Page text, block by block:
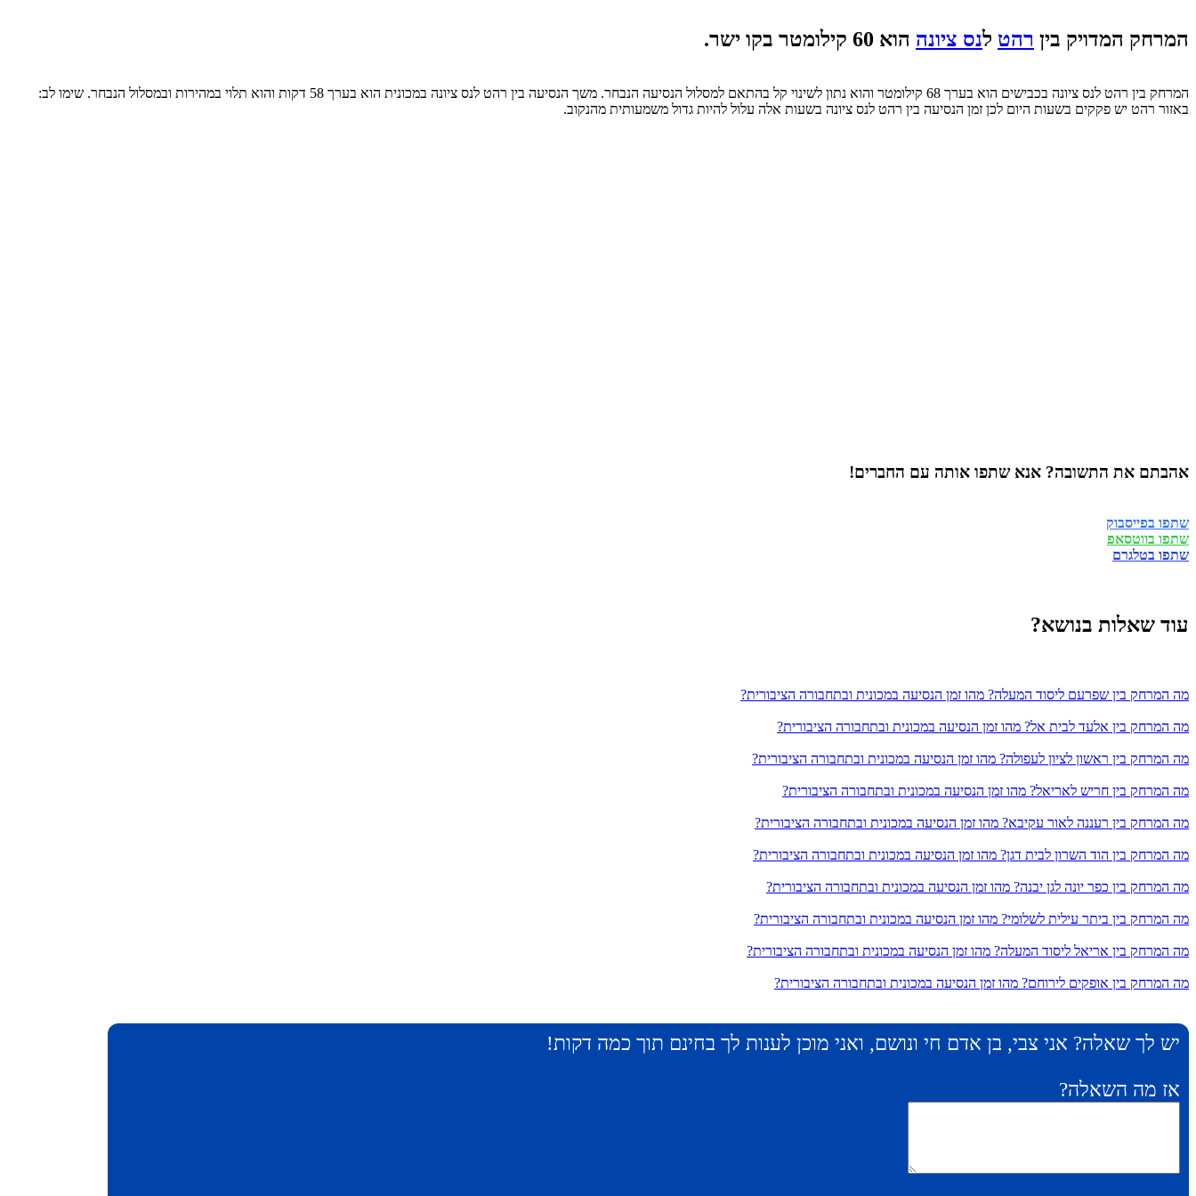
המרחק המדויק בין רהט לנס ציונה הוא 60 קילומטר בקו ישר.
המרחק בין רהט לנס ציונה בכבישים הוא בערך 68 קילומטר והוא נתון לשינוי קל בהתאם למסלול הנסיעה הנבחר. משך הנסיעה בין רהט לנס ציונה במכונית הוא בערך 58 דקות והוא תלוי במהירות ובמסלול הנבחר. שימו לב:
באזור רהט יש פקקים בשעות היום לכן זמן הנסיעה בין רהט לנס ציונה בשעות אלה עלול להיות גדול משמעותית מהנקוב.
אהבתם את התשובה? אנא שתפו אותה עם החברים!
שתפו בפייסבוק
שתפו בווטסאפ
שתפו בטלגרם
עוד שאלות בנושא?
מה המרחק בין שפרעם ליסוד המעלה? מהו זמן הנסיעה במכונית ובתחבורה הציבורית?
מה המרחק בין אלעד לבית אל? מהו זמן הנסיעה במכונית ובתחבורה הציבורית?
מה המרחק בין ראשון לציון לעפולה? מהו זמן הנסיעה במכונית ובתחבורה הציבורית?
מה המרחק בין חריש לאריאל? מהו זמן הנסיעה במכונית ובתחבורה הציבורית?
מה המרחק בין רעננה לאור עקיבא? מהו זמן הנסיעה במכונית ובתחבורה הציבורית?
מה המרחק בין הוד השרון לבית דגן? מהו זמן הנסיעה במכונית ובתחבורה הציבורית?
מה המרחק בין כפר יונה לגן יבנה? מהו זמן הנסיעה במכונית ובתחבורה הציבורית?
מה המרחק בין ביתר עילית לשלומי? מהו זמן הנסיעה במכונית ובתחבורה הציבורית?
מה המרחק בין אריאל ליסוד המעלה? מהו זמן הנסיעה במכונית ובתחבורה הציבורית?
מה המרחק בין אופקים לירוחם? מהו זמן הנסיעה במכונית ובתחבורה הציבורית?
יש לך שאלה? אני צבי, בן אדם חי ונושם, ואני מוכן לענות לך בחינם תוך כמה דקות!
אז מה השאלה?